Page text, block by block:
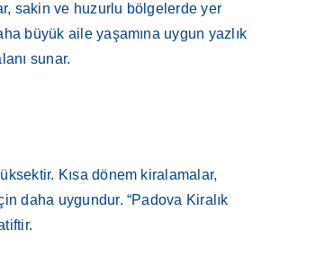
sakin ve huzurlu bölgelerde yer
büyük aile yaşamına uygun yazlık
sunar.
Kısa dönem kiralamalar,
daha uygundur. “Padova Kiralık